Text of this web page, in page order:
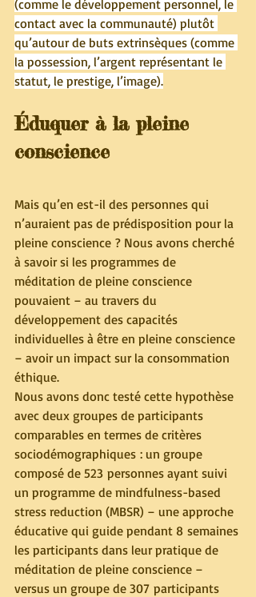
(comme le développement personnel, le
contact avec la communauté) plutôt
qu’autour de buts extrinsèques (comme
la possession, l’argent représentant le
statut, le prestige, l’image).
Éduquer à la pleine
conscience
Mais qu’en est-il des personnes qui
n’auraient pas de prédisposition pour la
pleine conscience ? Nous avons cherché
à savoir si les programmes de
méditation de pleine conscience
pouvaient – au travers du
développement des capacités
individuelles à être en pleine conscience
– avoir un impact sur la consommation
éthique.
Nous avons donc testé cette hypothèse
avec deux groupes de participants
comparables en termes de critères
sociodémographiques : un groupe
composé de 523 personnes ayant suivi
un programme de mindfulness-based
stress reduction (MBSR) – une approche
éducative qui guide pendant 8 semaines
les participants dans leur pratique de
méditation de pleine conscience –
versus un groupe de 307 participants